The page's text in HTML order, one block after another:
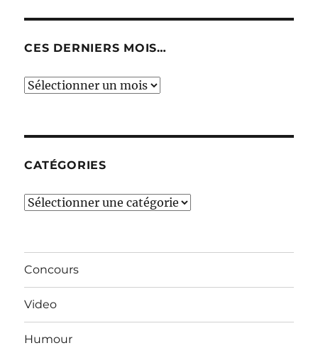
CES DERNIERS MOIS…
Ces
CATÉGORIES
Catégories
Concours
Video
Humour